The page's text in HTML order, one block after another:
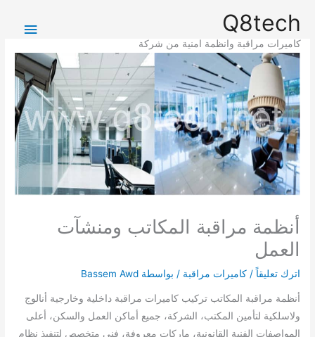
المحتوى
Q8tech
كاميرات مراقبة وانظمة امنية من شركة
أنظمة مراقبة المكاتب ومنشآت
العمل
اترك تعليقاً /كاميرات مراقبة / بواسطة Bassem Awd
أنظمة مراقبة المكاتب تركيب كاميرات مراقبة داخلية وخارجية أنالوج
ولاسلكية لتأمين المكتب، الشركة، جميع أماكن العمل والسكن، أعلى
المواصفات الفنية القانونية، ماركات معروفة، فني متخصص لتنفيذ نظام